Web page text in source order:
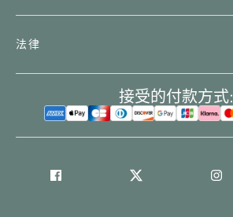
法律
接受的付款方式: